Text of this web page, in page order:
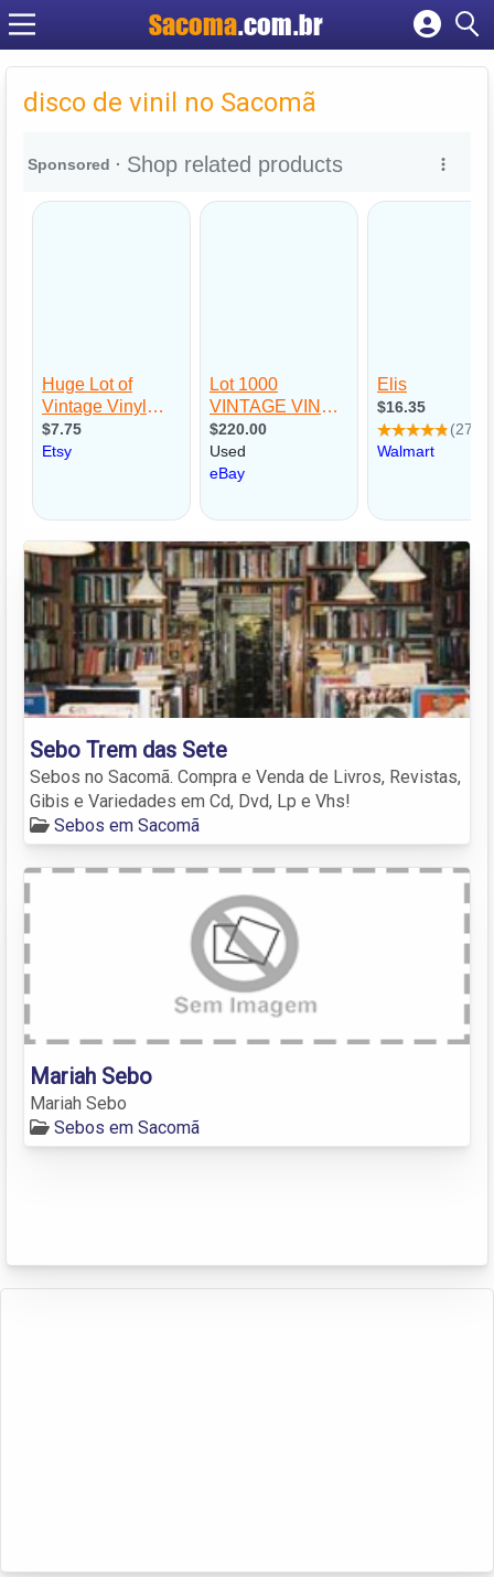
Sacoma.com.br
Cadastrar empresa
Criar conta
disco de vinil no Sacomã
Sebo Trem das Sete
Sebos no Sacomã. Compra e Venda de Livros, Revistas,
Gibis e Variedades em Cd, Dvd, Lp e Vhs!
Sebos em Sacomã
Mariah Sebo
Mariah Sebo
Sebos em Sacomã